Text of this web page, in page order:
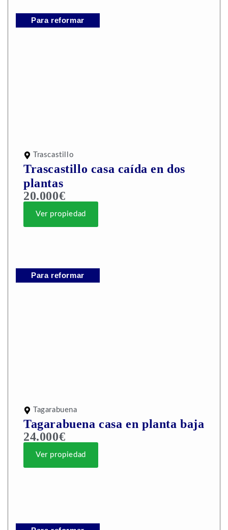
Para reformar
Trascastillo
Trascastillo casa caída en dos
plantas
20.000€
Ver propiedad
Para reformar
Tagarabuena
Tagarabuena casa en planta baja
24.000€
Ver propiedad